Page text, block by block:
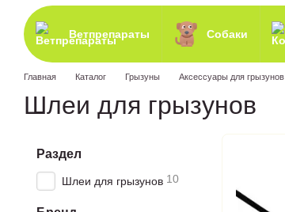
Ветпрепараты
Собаки
Главная Каталог Грызуны Аксессуары для грызунов
Шлеи для грызунов
Раздел
Шлеи для грызунов 10